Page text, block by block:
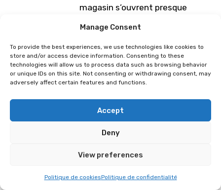
Manage Consent
To provide the best experiences, we use technologies like cookies to
store and/or access device information. Consenting to these
technologies will allow us to process data such as browsing behavior
or unique IDs on this site. Not consenting or withdrawing consent, may
adversely affect certain features and functions.
Accept
Deny
View preferences
Politique de cookiesPolitique de confidentialité
magasin s’ouvrent presque
d’événements et de
manifestations. Avec son charme
mansardé, le Zockbar vous
propose des jeux vidéo, consoles
et accessoires des gammes
Nintendo, Sony, Microsoft et
Sega.
De plus, nous vous proposons des
vos jeux ou collections.
Programme sous réserve de